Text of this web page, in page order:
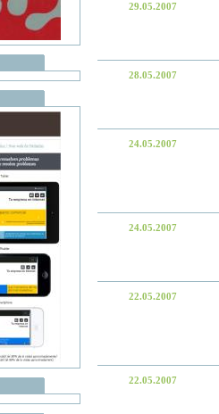
29.05.2007
28.05.2007
24.05.2007
24.05.2007
22.05.2007
22.05.2007